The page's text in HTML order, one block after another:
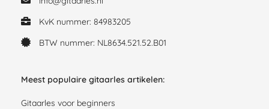
KvK nummer: 84983205
BTW nummer: NL8634.521.52.B01
Meest populaire gitaarles artikelen:
Gitaarles voor beginners